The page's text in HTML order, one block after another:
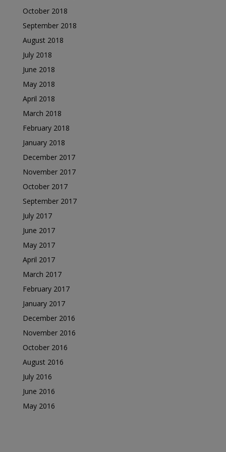
October 2018
September 2018
August 2018
July 2018
June 2018
May 2018
April 2018
March 2018
February 2018
January 2018
December 2017
November 2017
October 2017
September 2017
July 2017
June 2017
May 2017
April 2017
March 2017
February 2017
January 2017
December 2016
November 2016
October 2016
August 2016
July 2016
June 2016
May 2016